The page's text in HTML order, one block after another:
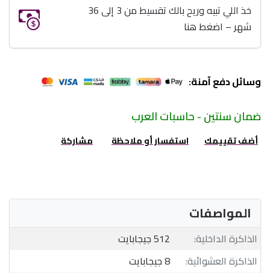
خذ اللي تبيه وريح بالك تقسيط من 3 إلى 36
شهر – اضغط هنا
وسائل دفع آمنة:
ضمان سنتين - حاسبات العرب
أضف تقييمك استفسار أو ملاحظة مشاركة
المواصفات
الذاكرة الداخلية:
512 جيجابايت
الذاكرة العشوائية:
8 جيجابايت